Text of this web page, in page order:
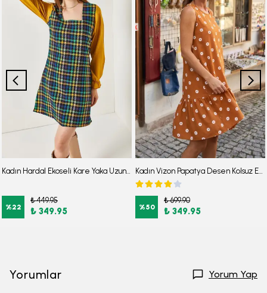
Kadın Hardal Ekoseli Kare Yaka Uzun Kol Elbise ARM-22Y001182
%22
₺ 449.95
₺ 349.95
Kadın Vizon Papatya Desen Kolsuz Eteği Fırfırlı Elbise ARM-22Y001123
%50
₺ 699.90
₺ 349.95
Yorumlar Yorum Yap